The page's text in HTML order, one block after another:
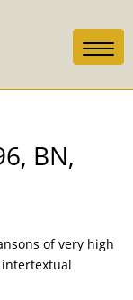
BN,
of very high